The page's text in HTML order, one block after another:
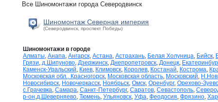
Все Шиномонтажи города Северодвинск
Шиномонтаж Северная империя
(Северодвинск, проспект Победы)
Шиномонтажи в городе
Алматы, Анапа, Ангарск, Астана, Астрахань, Белая Холуница, Бийск,
Грязи, д.Шипуново, Дзержинск, Днепропетровск, Донецк,
Каменск-Уральский, Киев, Климовск, Королев, Костанай, Кострома,
Московская обл., Красногорск, Московская область, Московский,
Новосибирск, Новочеркасск, Ноябрьск, Омск, Оренбург, Орехово-
с.Грачевка, Самара, Санкт-Петербург, Саратов, Севастополь,
р-он,д.Шеверняево, Тюмень, Ульяновск, Уфа, Феодосия, Фрязино,